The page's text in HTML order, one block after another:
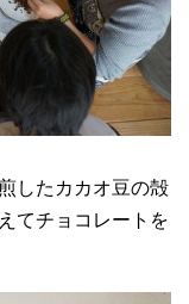
したカカオ豆の殻
てチョコレートを